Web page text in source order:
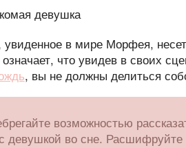
в мире Морфея,
что увидев в своих
, вы не должны делиться
возможностью
девушкой во сне.